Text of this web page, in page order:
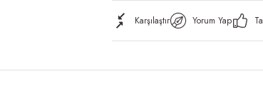
Karşılaştır Yorum Yap